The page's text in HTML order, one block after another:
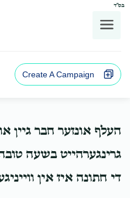
בס"ד
Create A Campaign
העלף אונזער חבר גיין
גרינגערהייט בשעה
די חתונה איז אין